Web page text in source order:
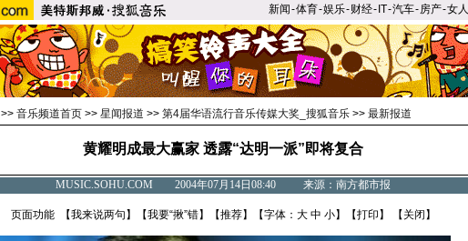
新闻-体育-娱乐-财经- IT-汽车-房产-女人
>> 音乐频道首页 >> 星闻报道 >> 第4届华语流行音乐传媒大奖_搜狐音乐 >> 最新报道
黄耀明成最大赢家 透露“达明一派”即将复合
MUSIC.SOHU.COM 2004年07月14日08:40 来源：南方都市报
页面功能 【我来说两句 】【我要“揪”错】【推荐】【字体： 大 中 小】【打印 】 【 关闭 】